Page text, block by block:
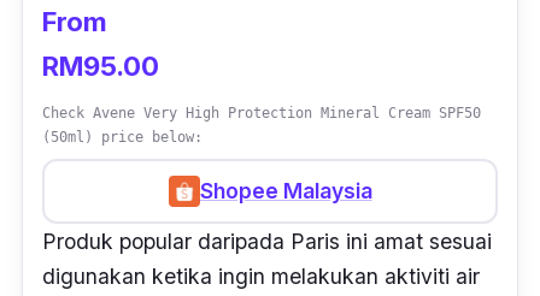
From
RM95.00
Check Avene Very High Protection Mineral Cream SPF50
(50ml) price below:
Shopee Malaysia
Produk popular daripada Paris ini amat sesuai
digunakan ketika ingin melakukan aktiviti air